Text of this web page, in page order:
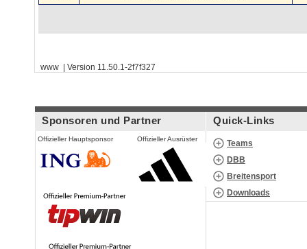
www | Version 11.50.1-2f7f327
Sponsoren und Partner
Offizieller Hauptsponsor Offizieller Ausrüster
Quick-Links
Teams
DBB
Breitensport
Downloads